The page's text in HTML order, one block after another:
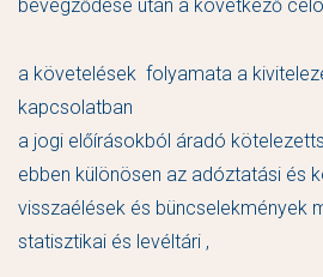
bevégződése után a következő
a követelések folyamata a
kapcsolatban
a jogi előírásokból áradó
ebben különösen az adóztatási és
visszaélések és büncselekmények
statisztikai és levéltári ,